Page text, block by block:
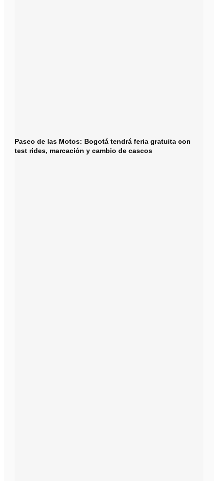
Paseo de las Motos: Bogotá tendrá feria gratuita con
test rides, marcación y cambio de cascos